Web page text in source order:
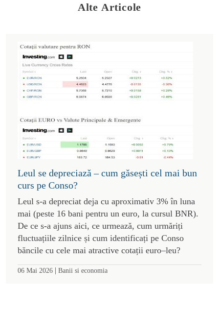
Alte Articole
Leul se depreciază – cum găsești cel mai bun
curs pe Conso?
Leul s-a depreciat deja cu aproximativ 3% în luna
mai (peste 16 bani pentru un euro, la cursul BNR).
De ce s-a ajuns aici, ce urmează, cum urmăriți
fluctuațiile zilnice și cum identificați pe Conso
băncile cu cele mai atractive cotații euro–leu?
06 Mai 2026 | Banii si economia